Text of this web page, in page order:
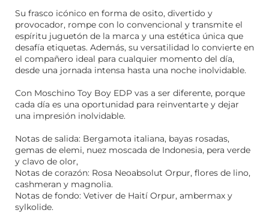
Su frasco icónico en forma de osito, divertido y
provocador, rompe con lo convencional y transmite el
espíritu juguetón de la marca y una estética única que
desafía etiquetas. Además, su versatilidad lo convierte en
el compañero ideal para cualquier momento del día,
desde una jornada intensa hasta una noche inolvidable.
Con Moschino Toy Boy EDP vas a ser diferente, porque
cada día es una oportunidad para reinventarte y dejar
una impresión inolvidable.
Notas de salida: Bergamota italiana, bayas rosadas,
gemas de elemi, nuez moscada de Indonesia, pera verde
y clavo de olor,
Notas de corazón: Rosa Neoabsolut Orpur, flores de lino,
cashmeran y magnolia.
Notas de fondo: Vetiver de Haití Orpur, ambermax y
sylkolide.